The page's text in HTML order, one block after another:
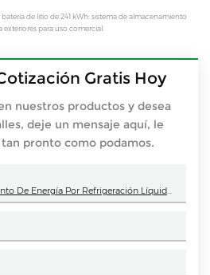
batería de litio de 241 kWh: sistema de almacenamiento
para uso comercial.
Gratis Hoy
nuestros productos y desea
deje un mensaje aquí, le
pronto como podamos.
Sistema De Almacenamiento De Energía Por Refrigeración Líquida Sailsolar De 261 KWh, Gabinete ESS, Batería De Litio LiFePO4, PCS, Todo En Uno, Para Uso Comercial E Industrial.